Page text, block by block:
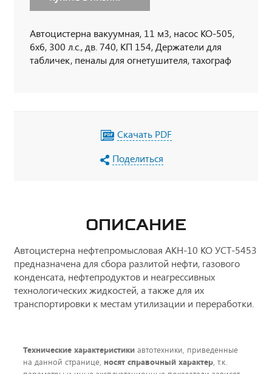
Автоцистерна вакуумная, 11 м3, насос КО-505,
6х6, 300 л.с., дв. 740, КП 154, Держатели для
табличек, пеналы для огнетушителя, тахограф
Скачать PDF
Поделиться
ОПИСАНИЕ
Автоцистерна нефтепромысловая АКН-10 КО УСТ-5453
предназначена для сбора разлитой нефти, газового
конденсата, нефтепродуктов и неагрессивных
технологических жидкостей, а также для их
транспортировки к местам утилизации и переработки.
Технические характеристики автотехники, приведенные
на данной странице, носят справочный характер, т.к.